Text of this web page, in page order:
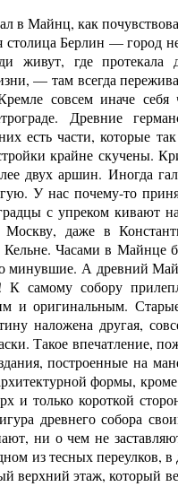
в Майнц, как
столица Берлин — город
живут, где протекала
— там всегда
совсем иначе себя
Древние
есть части, которые
крайне скучены.
двух аршин. Иногда
У нас почему-то
с упреком кивают
даже в
Часами в Майнце
минувшие. А древний
самому собору
и оригинальным.
наложена другая,
Такое впечатление,
построенные на
формы,
и только короткой
древнего собора
ни о чем не
из тесных
верхний этаж, который